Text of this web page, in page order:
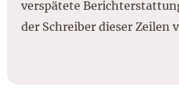
verspätete
der Schreiber dieser Zeilen